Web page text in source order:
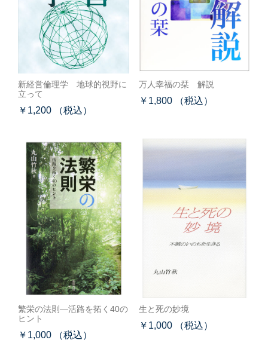
新経営倫理学 地球的視野に
立って
￥1,200 （税込）
万人幸福の栞 解説
￥1,800 （税込）
繁栄の法則―活路を拓く40の
ヒント
￥1,000 （税込）
生と死の妙境
￥1,000 （税込）